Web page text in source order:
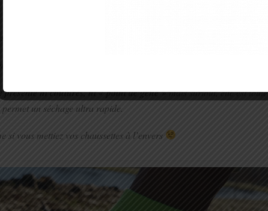
inversée ? Mais alors ça veut dire quoi…
présente ni coutures, ni « point de gêne »mais surtout, elle est toute
permet un séchage ultra rapide.
si vous mettiez vos chaussettes à l’envers